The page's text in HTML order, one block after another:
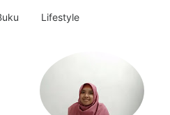
Lifestyle